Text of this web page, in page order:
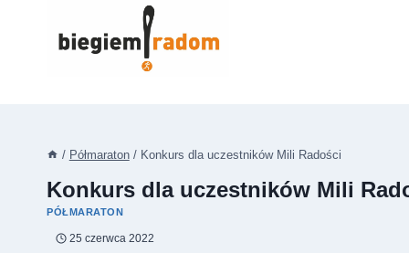
/ Półmaraton / Konkurs dla uczestników Mili Radości
Konkurs dla uczestników Mili
PÓŁMARATON
25 czerwca 2022